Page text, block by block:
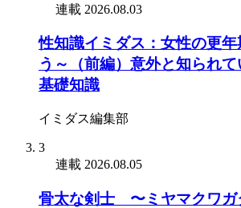
連載 2026.08.03
性知識イミダス：女性の更
う～（前編）意外と知られ
基礎知識
イミダス編集部
3
連載 2026.08.05
骨太な剣士 〜ミヤマクワガ